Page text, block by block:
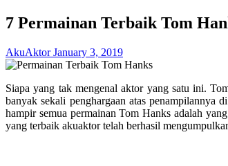
7 Permainan Terbaik Tom
AkuAktorJanuary 3, 2019
Siapa yang tak mengenal aktor yang satu ini.
banyak sekali penghargaan atas penampilannya
hampir semua permainan Tom Hanks adalah
yang terbaik akuaktor telah berhasil